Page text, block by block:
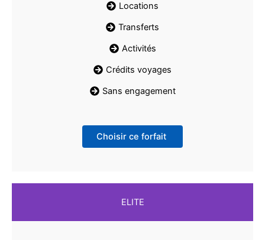
Locations
Transferts
Activités
Crédits voyages
Sans engagement
Choisir ce forfait
ELITE